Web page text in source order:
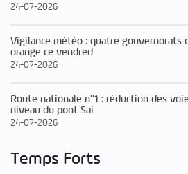
24-07-2026
Vigilance météo : quatre gouvernorats
orange ce vendred
24-07-2026
Route nationale n°1 : réduction des
niveau du pont Sai
24-07-2026
Temps Forts